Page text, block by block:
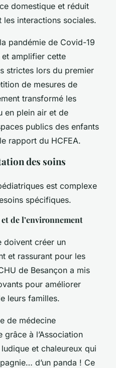
domestique et réduit
les interactions sociales.
pandémie de Covid-19
et amplifier cette
strictes lors du premier
de mesures de
transformé les
en plein air et de
publics des enfants
rapport du HCFEA.
des soins
est complexe
spécifiques.
de l’environnement
doivent créer un
et rassurant pour les
de Besançon a mis
pour améliorer
leurs familles.
de médecine
grâce à l’Association
et chaleureux qui
d’un panda ! Ce